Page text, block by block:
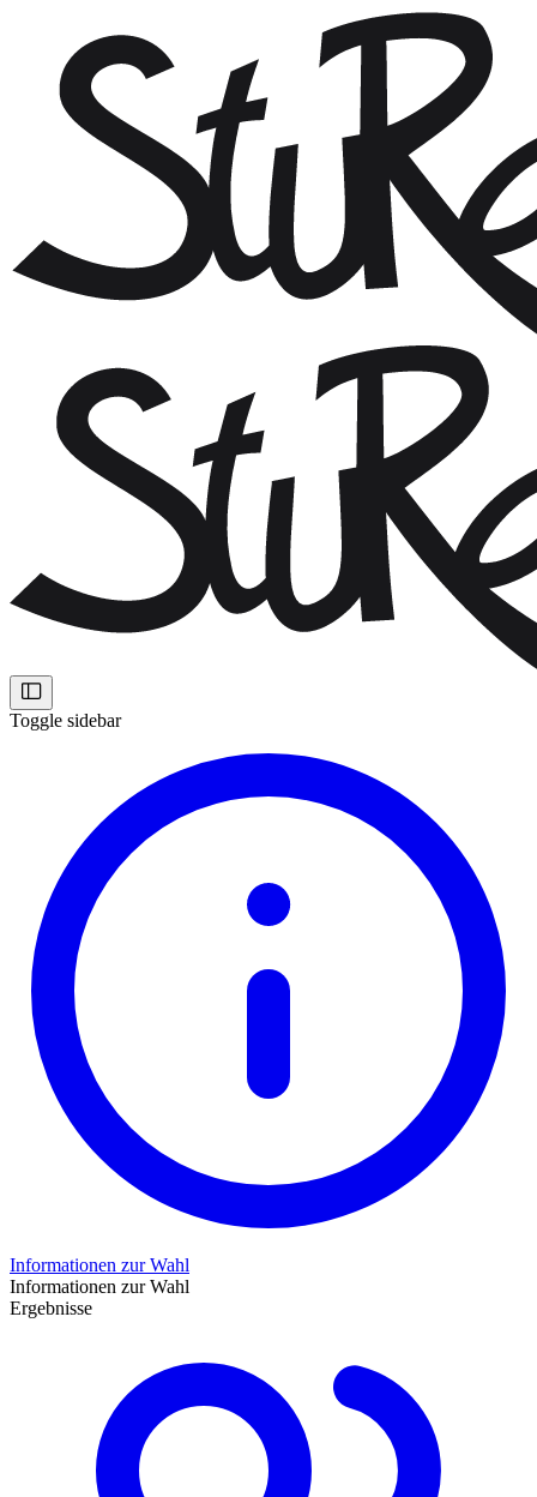
Toggle sidebar
Informationen zur Wahl
Informationen zur Wahl
Ergebnisse